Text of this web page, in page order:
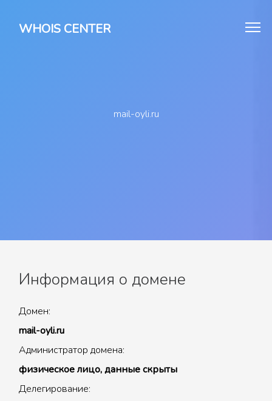
WHOIS CENTER
mail-oyli.ru
Информация о домене
Домен:
mail-oyli.ru
Администратор домена:
физическое лицо, данные скрыты
Делегирование: